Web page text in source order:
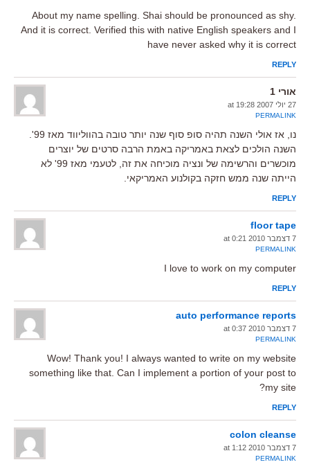
About my name spelling. Shai should be pronounced as shy.
And it is correct. Verified this with native English speakers and I
have never asked why it is correct
REPLY
אורי 1
27 יולי 2007 at 19:28
PERMALINK
נו, אז אולי השנה תהיה סופ סוף שנה יותר טובה בהווליווד מאז 99'.
השנה הולכים לצאת באמריקה באמת הרבה סרטים של יוצרים
מוכשרים והרשימה של ונציה מוכיחה את זה, לטעמי מאז 99' לא
הייתה שנה ממש חזקה בקולנוע האמריקאי.
REPLY
floor tape
7 דצמבר 2010 at 0:21
PERMALINK
I love to work on my computer
REPLY
auto performance reports
7 דצמבר 2010 at 0:37
PERMALINK
Wow! Thank you! I always wanted to write on my website
something like that. Can I implement a portion of your post to
my site?
REPLY
colon cleanse
7 דצמבר 2010 at 1:12
PERMALINK